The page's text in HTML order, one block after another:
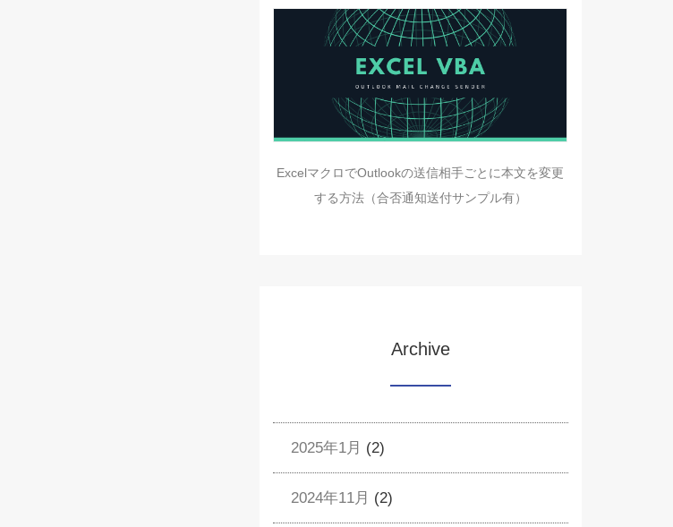
ExcelマクロでOutlookの送信相手ごとに本文を変更
する方法（合否通知送付サンプル有）
Archive
2025年1月 (2)
2024年11月 (2)